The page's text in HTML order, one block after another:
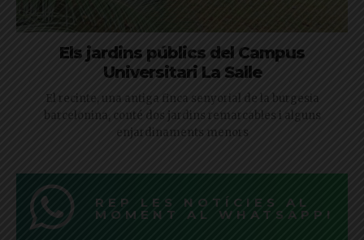
Els jardins públics del Campus
Universitari La Salle
El recinte, una antiga finca senyorial de la burgesia
barcelonina, conté dos jardins remarcables i alguns
enjardinaments menors
REP LES NOTÍCIES AL
MOMENT AL WHATSAPP!